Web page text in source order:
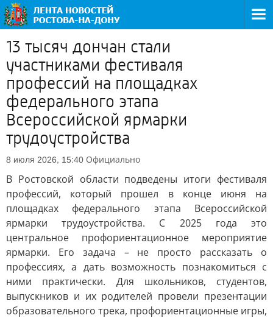
13 тысяч дончан стали
участниками фестиваля
профессий на площадках
федерального этапа
Всероссийской ярмарки
трудоустройства
8 июля 2026, 15:40 Официально
В Ростовской области подведены итоги фестиваля
профессий, который прошел в конце июня на
площадках федерального этапа Всероссийской
ярмарки трудоустройства. С 2025 года это
центральное профориентационное мероприятие
ярмарки. Его задача – не просто рассказать о
профессиях, а дать возможность познакомиться с
ними практически. Для школьников, студентов,
выпускников и их родителей провели презентации
образовательного трека, профориентационные игры,